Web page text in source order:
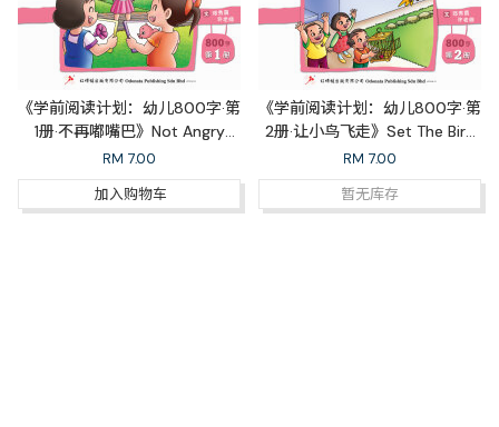
《学前阅读计划：幼儿800字·第
1册·不再嘟嘴巴》Not Angry
Again
RM 7.00
加入购物车
《学前阅读计划：幼儿800字·第
2册·让小鸟飞走》Set The Bird
Free
RM 7.00
暂无库存